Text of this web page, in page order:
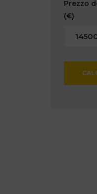
Prezzo
(€)